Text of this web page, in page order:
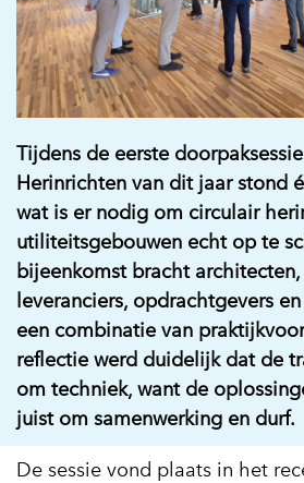
Tijdens de eerste
Herinrichten van dit jaar stond
wat is er nodig om circulair
utiliteitsgebouwen echt op te
bijeenkomst bracht architecten,
leveranciers, opdrachtgevers
een combinatie van
reflectie werd duidelijk dat de
om techniek, want de
juist om samenwerking en durf.
De sessie vond plaats in het